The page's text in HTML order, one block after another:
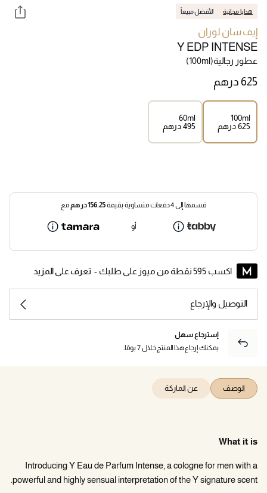
هدايا مجانية الأفضل مبيعاً
إيف سان لوران
Y EDP INTENSE
عطور رجالية(100ml)
100ml
⁦625⁩ درهم
60ml
⁦495⁩ درهم
قسمها إلى 4 دفعات متساوية بقيمة 156.25درهممع
أو
اكسب 595 نقطة من ميوز على طلبك - تعرف على المزيد
التوصيل والإرجاع
إسترجاع سهل
يمكنك إرجاع هذا المنتج خلال 7 يومًا.
الوصف عن الماركة
What it is
Introducing Y Eau de Parfum Intense, a cologne for men with a
powerful and highly sensual interpretation of the Y signature scent.